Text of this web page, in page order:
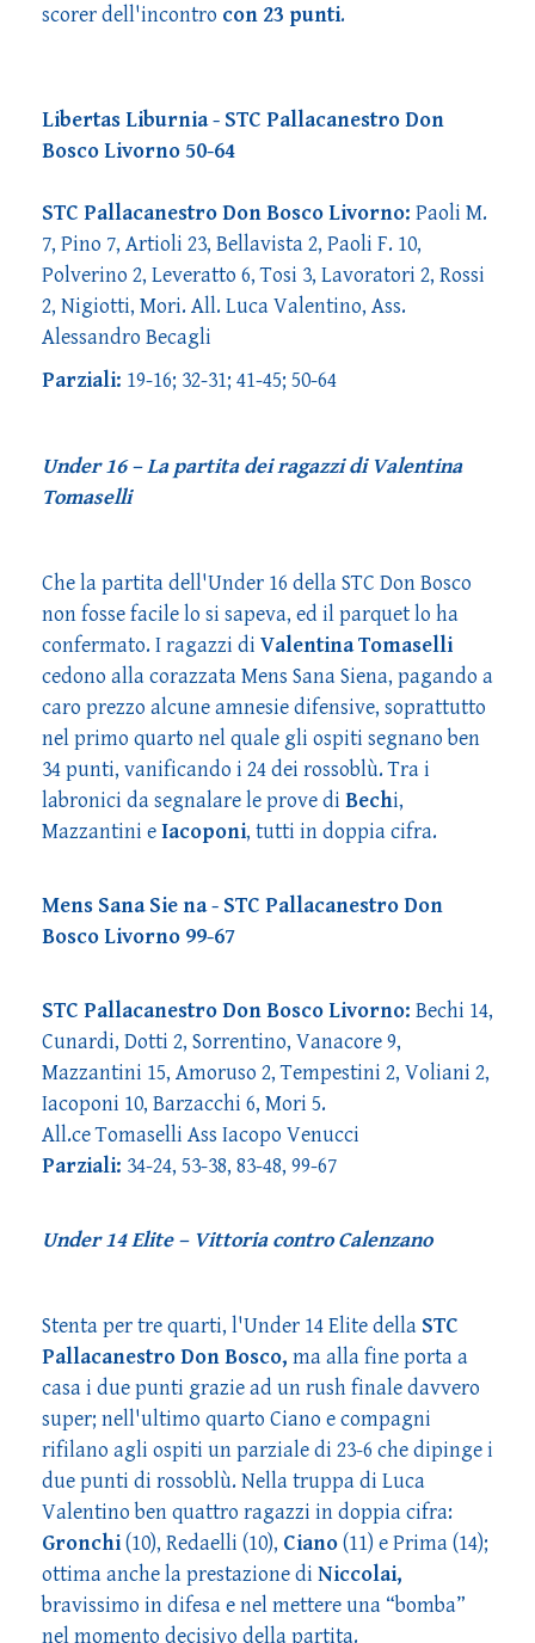
scorer dell'incontro con 23 punti.
Libertas Liburnia - STC Pallacanestro Don
Bosco Livorno 50-64
STC Pallacanestro Don Bosco Livorno: Paoli M.
7, Pino 7, Artioli 23, Bellavista 2, Paoli F. 10,
Polverino 2, Leveratto 6, Tosi 3, Lavoratori 2, Rossi
2, Nigiotti, Mori. All. Luca Valentino, Ass.
Alessandro Becagli
Parziali: 19-16; 32-31; 41-45; 50-64
Under 16 – La partita dei ragazzi di Valentina
Tomaselli
Che la partita dell'Under 16 della STC Don Bosco
non fosse facile lo si sapeva, ed il parquet lo ha
confermato. I ragazzi di Valentina Tomaselli
cedono alla corazzata Mens Sana Siena, pagando a
caro prezzo alcune amnesie difensive, soprattutto
nel primo quarto nel quale gli ospiti segnano ben
34 punti, vanificando i 24 dei rossoblù. Tra i
labronici da segnalare le prove di Bechi,
Mazzantini eIacoponi, tutti in doppia cifra.
Mens Sana Sie na - STC Pallacanestro Don
Bosco Livorno 99-67
STC Pallacanestro Don Bosco Livorno: Bechi 14,
Cunardi, Dotti 2, Sorrentino, Vanacore 9,
Mazzantini 15, Amoruso 2, Tempestini 2, Voliani 2,
Iacoponi 10, Barzacchi 6, Mori 5.
All.ce Tomaselli Ass Iacopo Venucci
Parziali: 34-24, 53-38, 83-48, 99-67
Under 14 Elite – Vittoria contro Calenzano
Stenta per tre quarti, l'Under 14 Elite della STC
Pallacanestro Don Bosco, ma alla fine porta a
casa i due punti grazie ad un rush finale davvero
super; nell'ultimo quarto Ciano e compagni
rifilano agli ospiti un parziale di 23-6 che dipinge i
due punti di rossoblù. Nella truppa di Luca
Valentino ben quattro ragazzi in doppia cifra:
Gronchi(10), Redaelli (10), Ciano(11) e Prima (14);
ottima anche la prestazione di Niccolai,
bravissimo in difesa e nel mettere una “bomba”
nel momento decisivo della partita.